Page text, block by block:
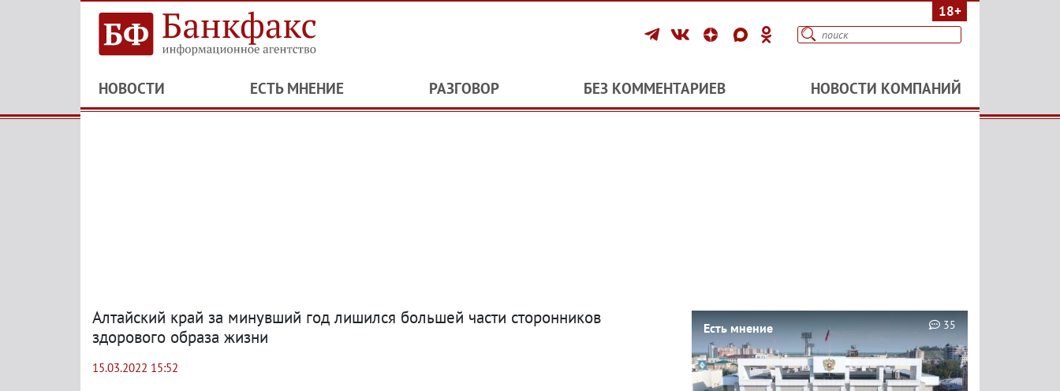
18+
НОВОСТИ ЕСТЬ МНЕНИЕ РАЗГОВОР БЕЗ КОММЕНТАРИЕВ НОВОСТИ КОМПАНИЙ
Алтайский край за минувший год лишился большей части сторонников
здорового образа жизни
15.03.2022 15:52
Есть мнение 35